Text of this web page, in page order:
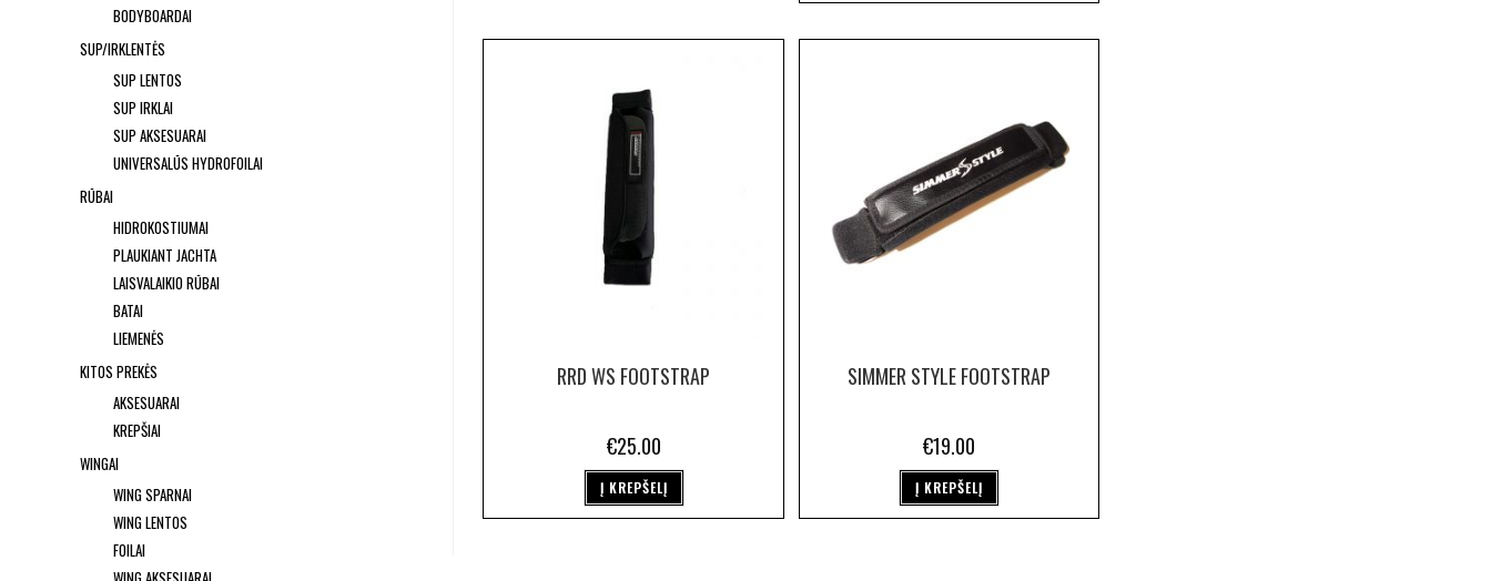
RRD WS FOOTSTRAP
€25.00
Į KREPŠELĮ
SIMMER STYLE FOOTSTRAP
€19.00
Į KREPŠELĮ
BODYBOARDAI
SUP/IRKLENTĖS
SUP LENTOS
SUP IRKLAI
SUP AKSESUARAI
UNIVERSALŪS HYDROFOILAI
RŪBAI
HIDROKOSTIUMAI
PLAUKIANT JACHTA
LAISVALAIKIO RŪBAI
BATAI
LIEMENĖS
KITOS PREKĖS
AKSESUARAI
KREPŠIAI
WINGAI
WING SPARNAI
WING LENTOS
FOILAI